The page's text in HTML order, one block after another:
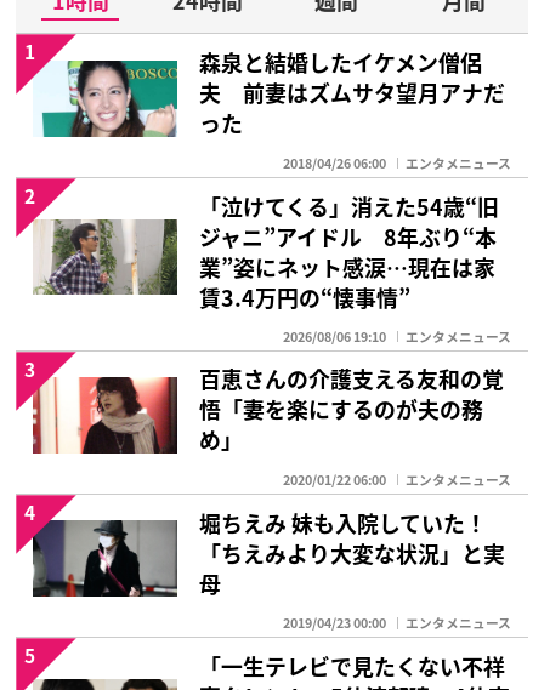
森泉と結婚したイケメン僧侶
夫 前妻はズムサタ望月アナだ
った
2018/04/26 06:00 エンタメニュース
1
「泣けてくる」消えた54歳“旧
ジャニ”アイドル 8年ぶり“本
業”姿にネット感涙…現在は家
賃3.4万円の“懐事情”
2026/08/06 19:10 エンタメニュース
2
百恵さんの介護支える友和の覚
悟「妻を楽にするのが夫の務
め」
2020/01/22 06:00 エンタメニュース
3
堀ちえみ 妹も入院していた！
「ちえみより大変な状況」と実
母
2019/04/23 00:00 エンタメニュース
4
「一生テレビで見たくない不祥
5